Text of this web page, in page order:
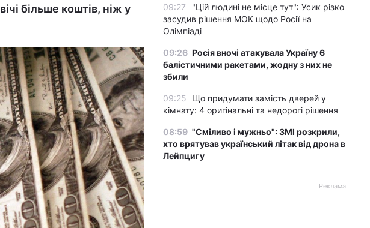
більше коштів, ніж у
09:27
"Цій людині не місце тут": Усик різко
засудив рішення МОК щодо Росії на
Олімпіаді
09:26 Росія вночі атакувала Україну 6
балістичними ракетами, жодну з них не
збили
09:25
Що придумати замість дверей у
кімнату: 4 оригінальні та недорогі рішення
08:59 "Сміливо і мужньо": ЗМІ розкрили,
хто врятував український літак від дрона в
Лейпцигу
Реклама